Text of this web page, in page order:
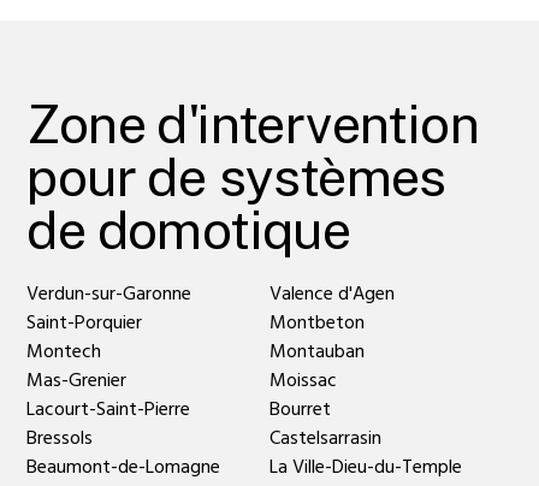
Zone d'intervention
pour de systèmes
de domotique
Verdun-sur-Garonne
Valence d'Agen
Saint-Porquier
Montbeton
Montech
Montauban
Mas-Grenier
Moissac
Lacourt-Saint-Pierre
Bourret
Bressols
Castelsarrasin
Beaumont-de-Lomagne
La Ville-Dieu-du-Temple